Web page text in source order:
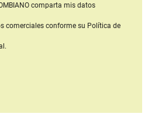
comparta mis datos
comerciales conforme su Política de